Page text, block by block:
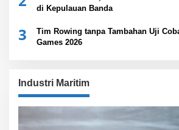
di Kepulauan Banda
3
Tim Rowing tanpa Tambahan Uji
Games 2026
Industri Maritim